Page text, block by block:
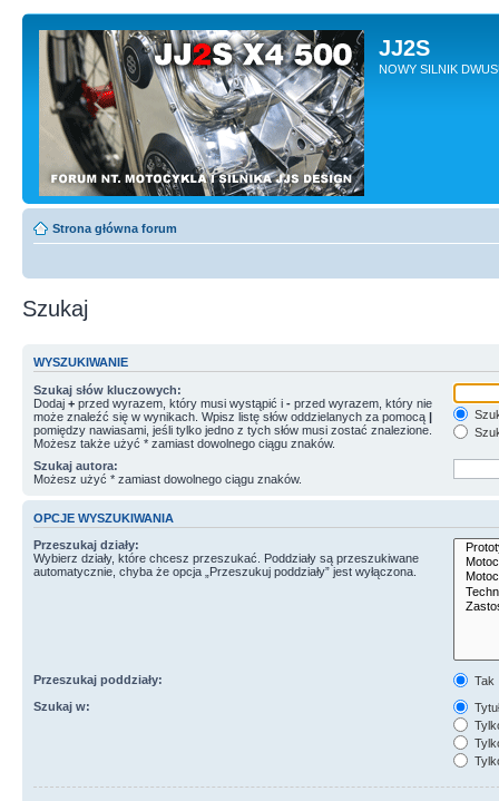
JJ2S
NOWY SILNIK
Strona główna forum
Szukaj
WYSZUKIWANIE
Szukaj słów kluczowych:
Dodaj + przed wyrazem, który musi wystąpić i - przed wyrazem, który nie
może znaleźć się w wynikach. Wpisz listę słów oddzielanych za pomocą |
pomiędzy nawiasami, jeśli tylko jedno z tych słów musi zostać znalezione.
Możesz także użyć * zamiast dowolnego ciągu znaków.
Szukaj autora:
Możesz użyć * zamiast dowolnego ciągu znaków.
OPCJE WYSZUKIWANIA
Przeszukaj działy:
Wybierz działy, które chcesz przeszukać. Poddziały są przeszukiwane
automatycznie, chyba że opcja „Przeszukuj poddziały” jest wyłączona.
Przeszukaj poddziały:
Tak
Szukaj w: